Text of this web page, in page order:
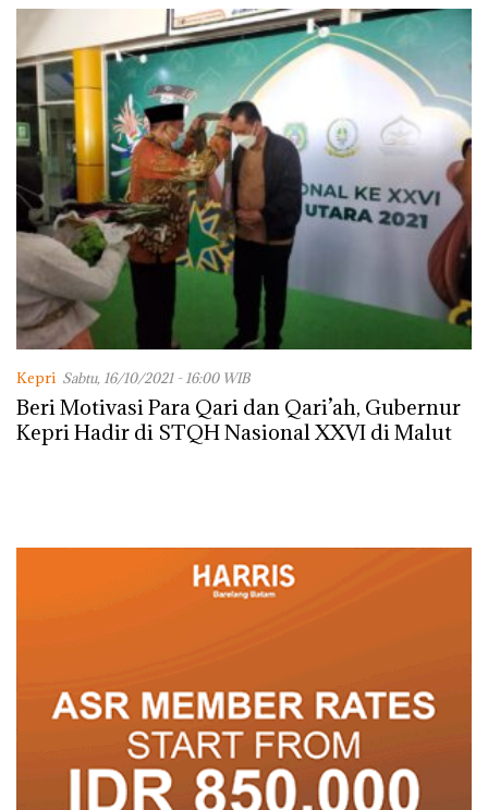
Kepri Sabtu, 16/10/2021 - 16:00 WIB
Beri Motivasi Para Qari dan Qari’ah, Gubernur
Kepri Hadir di STQH Nasional XXVI di Malut